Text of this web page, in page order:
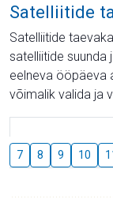
Satelliitide
Satelliitide
satelliitide suunda
eelneva ööpäeva
võimalik valida ja
7 8 9 10